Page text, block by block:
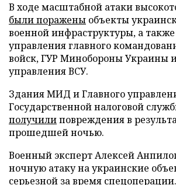
В ходе масштабной атаки
были поражены объекты
военной инфраструктуры, а
управления главного
войск, ГУР Минобороны Украины
управления ВСУ.
Здания МИД и Главного
Государственной налоговой
получилиповреждения в
прошедшей ночью.
Военный эксперт Алексей
ночную атаку на украинские
серьезной за время спецоперации.